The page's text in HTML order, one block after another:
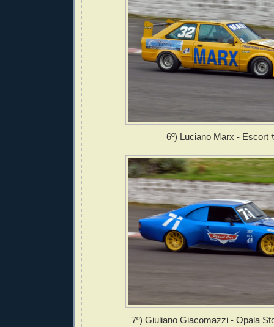
6º) Luciano Marx - Escort
7º) Giuliano Giacomazzi - Opala